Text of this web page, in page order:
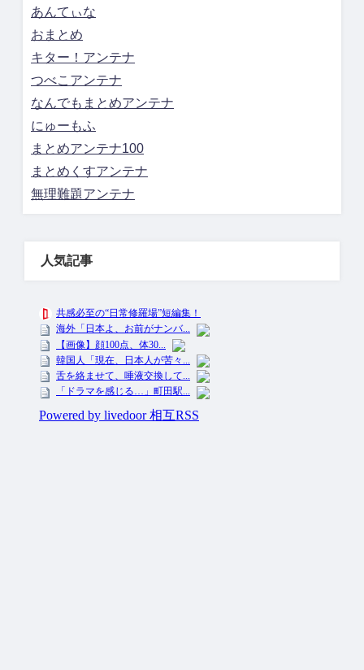
あんてぃな
おまとめ
キター！アンテナ
つべこアンテナ
なんでもまとめアンテナ
にゅーもふ
まとめアンテナ100
まとめくすアンテナ
無理難題アンテナ
人気記事